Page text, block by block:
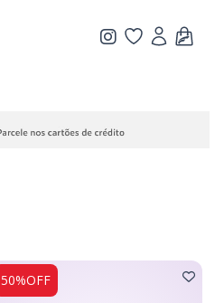
50%OFF